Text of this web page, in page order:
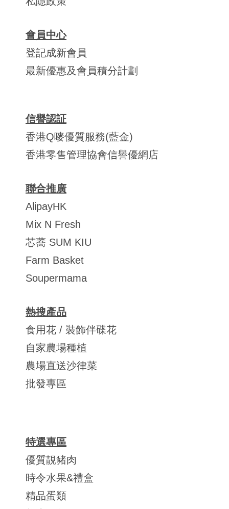
會員中心
登記成新會員
最新優惠及會員積分計劃
信譽認証
香港Q嘜優質服務(藍金)
香港零售管理協會信譽優網店
聯合推廣
AlipayHK
Mix N Fresh
芯蕎 SUM KIU
Farm Basket
Soupermama
熱搜產品
食用花 / 裝飾伴碟花
自家農場種植
農場直送沙律菜
批發專區
特選專區
優質靚豬肉
時令水果&禮盒
精品蛋類